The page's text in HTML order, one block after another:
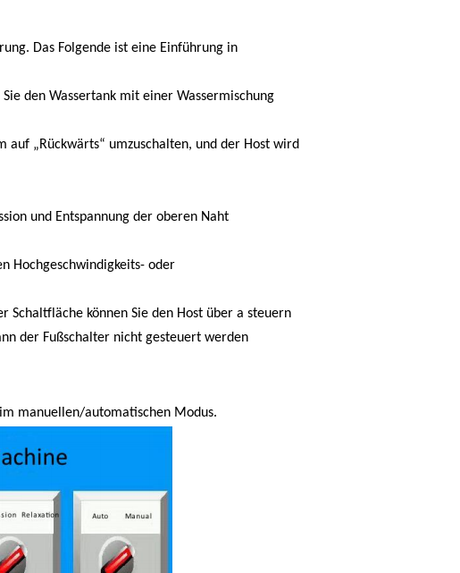
Das Folgende ist eine Einführung in
den Wassertank mit einer Wassermischung
„Rückwärts“ umzuschalten, und der Host wird
und Entspannung der oberen Naht
Hochgeschwindigkeits- oder
Schaltfläche können Sie den Host über a steuern
der Fußschalter nicht gesteuert werden
manuellen/automatischen Modus.